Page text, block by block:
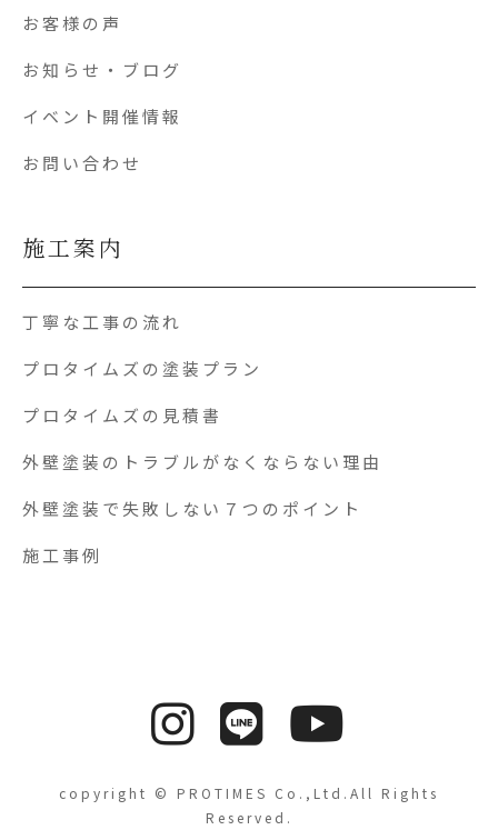
お客様の声
お知らせ・ブログ
イベント開催情報
お問い合わせ
施工案内
丁寧な工事の流れ
プロタイムズの塗装プラン
プロタイムズの見積書
外壁塗装のトラブルがなくならない理由
外壁塗装で失敗しない７つのポイント
施工事例
copyright © PROTIMES Co.,Ltd.All Rights
Reserved.